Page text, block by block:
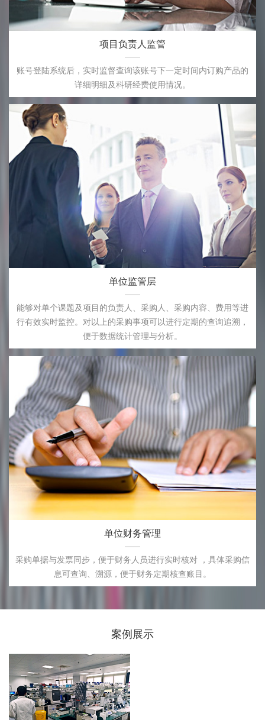
项目负责人监管
账号登陆系统后，实时监督查询该账号下一定时间内订购产品的
详细明细及科研经费使用情况。
单位监管层
能够对单个课题及项目的负责人、采购人、采购内容、费用等进
行有效实时监控。对以上的采购事项可以进行定期的查询追溯，
便于数据统计管理与分析。
单位财务管理
采购单据与发票同步，便于财务人员进行实时核对 ，具体采购信
息可查询、溯源，便于财务定期核查账目。
案例展示